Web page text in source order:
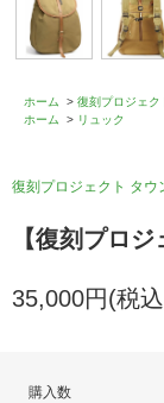
ホーム > 復刻プロジェク
ホーム
> リュック
復刻プロジェクト タウ
【復刻プロ
35,000円(税
購入数